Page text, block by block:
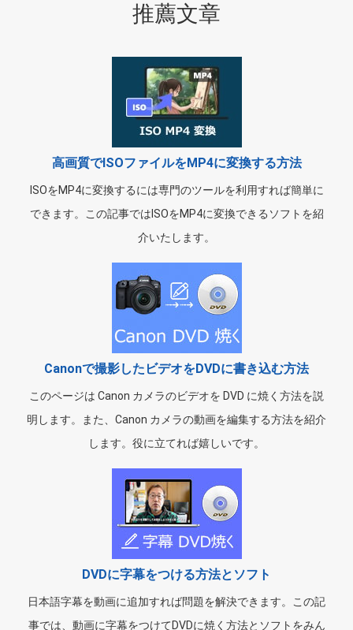
推薦文章
高画質でISOファイルをMP4に変換する方法
ISOをMP4に変換するには専門のツールを利用すれば簡単に
できます。この記事ではISOをMP4に変換できるソフトを紹
介いたします。
Canonで撮影したビデオをDVDに書き込む方法
このページは Canon カメラのビデオを DVD に焼く方法を説
明します。また、Canon カメラの動画を編集する方法を紹介
します。役に立てれば嬉しいです。
DVDに字幕をつける方法とソフト
日本語字幕を動画に追加すれば問題を解決できます。この記
事では、動画に字幕をつけてDVDに焼く方法とソフトをみん